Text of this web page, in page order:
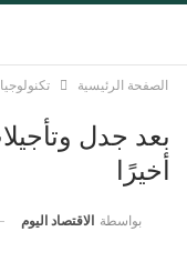
الصفحة الرئيسية تكنولوجيا
أخيرًا
بواسطة الاقتصاد اليوم